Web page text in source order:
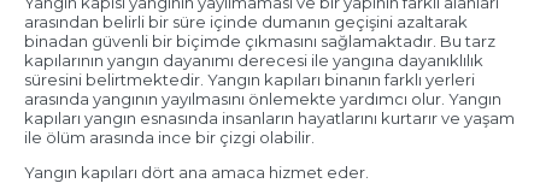
arasından belirli bir süre içinde dumanın geçişini azaltarak
binadan güvenli bir biçimde çıkmasını sağlamaktadır. Bu tarz
kapılarının yangın dayanımı derecesi ile yangına dayanıklılık
süresini belirtmektedir. Yangın kapıları binanın farklı yerleri
arasında yangının yayılmasını önlemekte yardımcı olur. Yangın
kapıları yangın esnasında insanların hayatlarını kurtarır ve yaşam
ile ölüm arasında ince bir çizgi olabilir.
Yangın kapıları dört ana amaca hizmet eder.